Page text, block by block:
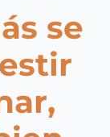
se